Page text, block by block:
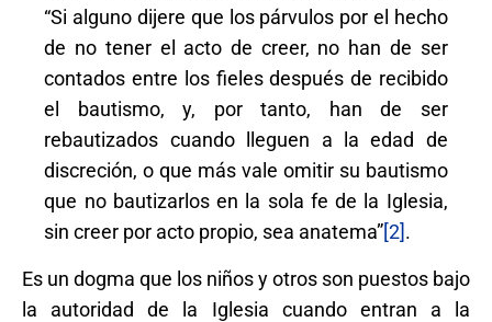
“Si alguno dijere que los párvulos por el hecho
de no tener el acto de creer, no han de ser
contados entre los fieles después de recibido
el bautismo, y, por tanto, han de ser
rebautizados cuando lleguen a la edad de
discreción, o que más vale omitir su bautismo
que no bautizarlos en la sola fe de la Iglesia,
sin creer por acto propio, sea anatema”[2].
Es un dogma que los niños y otros son puestos bajo
la autoridad de la Iglesia cuando entran a la